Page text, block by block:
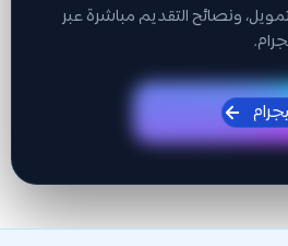
ونصائح التقديم مباشرة عبر